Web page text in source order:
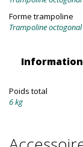
Forme trampoline
Trampoline octogonal
Poids total
6 kg